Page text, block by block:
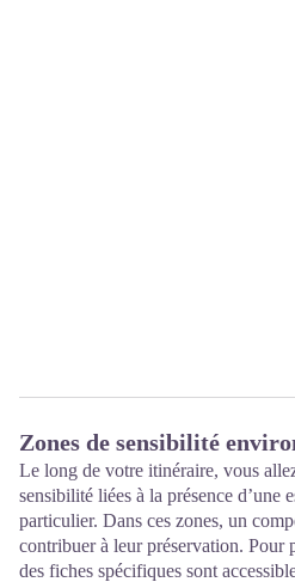
Zones de sensibilité
Le long de votre itinéraire, vous
sensibilité liées à la présence d’une
particulier. Dans ces zones, un
contribuer à leur préservation. Pour
des fiches spécifiques sont